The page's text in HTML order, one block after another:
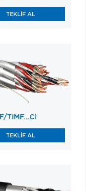
TEKLİF AL
TiMF…CI
TEKLİF AL